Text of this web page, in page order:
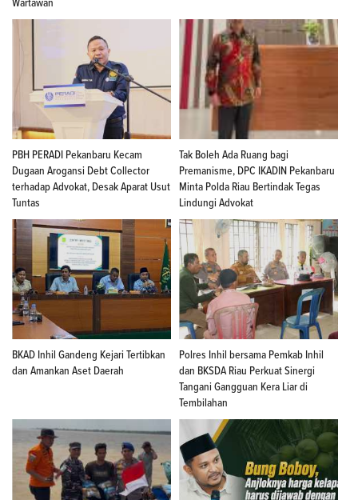
Wartawan
PBH PERADI Pekanbaru Kecam
Dugaan Arogansi Debt Collector
terhadap Advokat, Desak Aparat Usut
Tuntas
Tak Boleh Ada Ruang bagi
Premanisme, DPC IKADIN Pekanbaru
Minta Polda Riau Bertindak Tegas
Lindungi Advokat
BKAD Inhil Gandeng Kejari Tertibkan
dan Amankan Aset Daerah
Polres Inhil bersama Pemkab Inhil
dan BKSDA Riau Perkuat Sinergi
Tangani Gangguan Kera Liar di
Tembilahan